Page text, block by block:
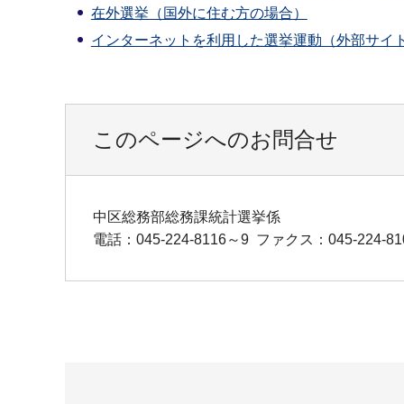
在外選挙（国外に住む方の場合）
インターネットを利用した選挙運動（外部サイト
このページへのお問合せ
中区総務部総務課統計選挙係
電話：045-224-8116～9 ファクス：045-224-